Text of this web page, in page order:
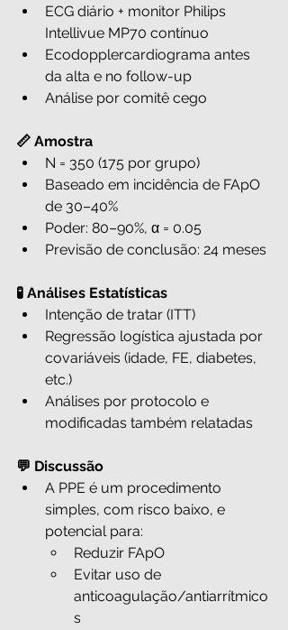
ECG diário + monitor Philips
Intellivue MP70 contínuo
Ecodopplercardiograma antes
da alta e no follow-up
Análise por comitê cego
📏 Amostra
N = 350 (175 por grupo)
Baseado em incidência de FApO
de 30–40%
Poder: 80–90%, α = 0.05
Previsão de conclusão: 24 meses
🧪 Análises Estatísticas
Intenção de tratar (ITT)
Regressão logística ajustada por
covariáveis (idade, FE, diabetes,
etc.)
Análises por protocolo e
modificadas também relatadas
💬 Discussão
A PPE é um procedimento
simples, com risco baixo, e
potencial para:
Reduzir FApO
Evitar uso de
anticoagulação/antiarrítmico
s